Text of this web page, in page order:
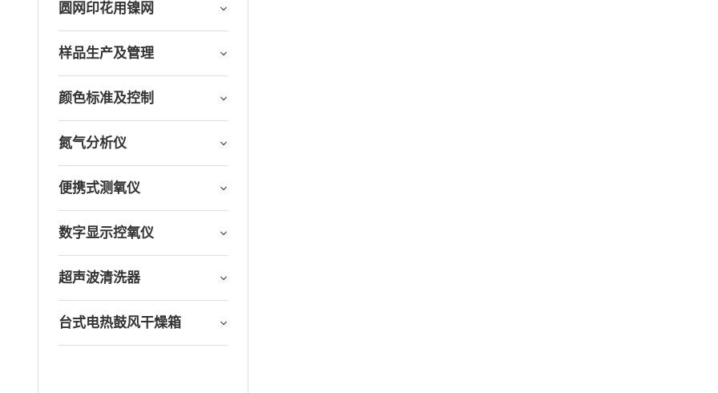
圆网印花用镍网
样品生产及管理
颜色标准及控制
氮气分析仪
便携式测氧仪
数字显示控氧仪
超声波清洗器
台式电热鼓风干燥箱